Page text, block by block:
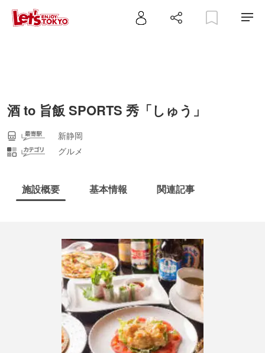
酒 to 旨飯 SPORTS 秀「しゅう」
新静岡
グルメ
施設概要 基本情報 関連記事